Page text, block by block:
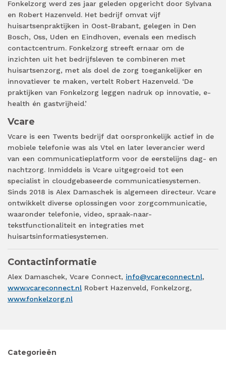
Fonkelzorg werd zes jaar geleden opgericht door Sylvana
en Robert Hazenveld. Het bedrijf omvat vijf
huisartsenpraktijken in Oost-Brabant, gelegen in Den
Bosch, Oss, Uden en Eindhoven, evenals een medisch
contactcentrum. Fonkelzorg streeft ernaar om de
inzichten uit het bedrijfsleven te combineren met
huisartsenzorg, met als doel de zorg toegankelijker en
innovatiever te maken, vertelt Robert Hazenveld. ‘De
praktijken van Fonkelzorg leggen nadruk op innovatie, e-
health én gastvrijheid.’
Vcare
Vcare is een Twents bedrijf dat oorspronkelijk actief in de
mobiele telefonie was als Vtel en later leverancier werd
van een communicatieplatform voor de eerstelijns dag- en
nachtzorg. Inmiddels is Vcare uitgegroeid tot een
specialist in cloudgebaseerde communicatiesystemen.
Sinds 2018 is Alex Damaschek is algemeen directeur. Vcare
ontwikkelt diverse oplossingen voor zorgcommunicatie,
waaronder telefonie, video, spraak-naar-
tekstfunctionaliteit en integraties met
huisartsinformatiesystemen.
Contactinformatie
Alex Damaschek, Vcare Connect, info@vcareconnect.nl,
www.vcareconnect.nl Robert Hazenveld, Fonkelzorg,
www.fonkelzorg.nl
Categorieën